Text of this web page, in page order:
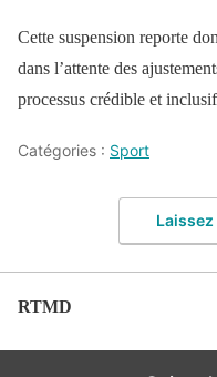
Cette suspension reporte
dans l’attente des
processus crédible et
Catégories : Sport
RTMD